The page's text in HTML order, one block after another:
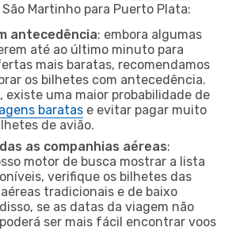
São Martinho para Puerto Plata:
antecedência: embora algumas
até ao último minuto para
mais baratas, recomendamos
os bilhetes com antecedência.
existe uma maior probabilidade de
baratas e evitar pagar muito
de avião.
as companhias aéreas:
motor de busca mostrar a lista
verifique os bilhetes das
tradicionais e de baixo
se as datas da viagem não
ser mais fácil encontrar voos